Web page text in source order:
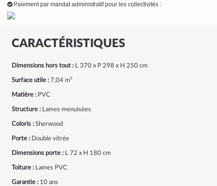
CARACTÉRISTIQUES
Dimensions hors tout : L 370 x P 298 x H 250 cm
Surface utile : 7,04 m²
Matière : PVC
Structure : Lames menuisées
Coloris : Sherwood
Porte : Double vitrée
Dimensions porte : L 72 x H 180 cm
Toiture : Lames PVC
Garantie : 10 ans
Paiement par mandat administratif pour les collectivités :